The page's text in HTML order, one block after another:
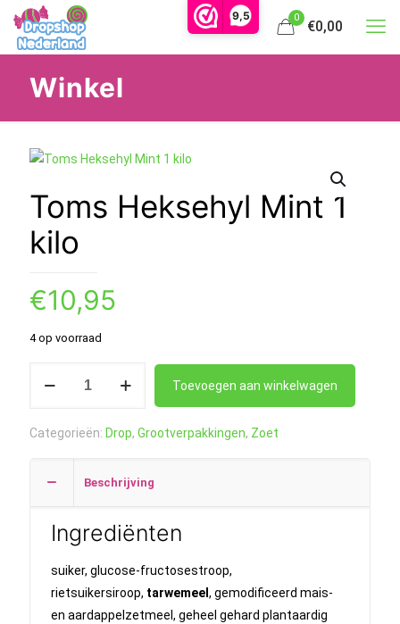
9,5 0
€0,00
Winkel
Toms Heksehyl Mint 1
kilo
€10,95
4 op voorraad
1
aantal
Toevoegen aan winkelwagen
Categorieën: Drop, Grootverpakkingen, Zoet
Beschrijving
Ingrediënten
suiker, glucose-fructosestroop,
rietsuikersiroop, tarwemeel, gemodificeerd mais-
en aardappelzetmeel, geheel gehard plantaardig